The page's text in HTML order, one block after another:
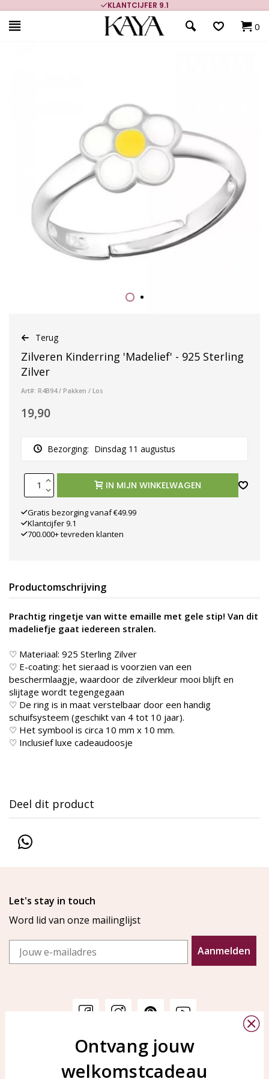
KLANTCIJFER 9.1
0
Terug
Zilveren Kinderring 'Madelief' - 925 Sterling
Zilver
Art#: R4B94 / Pakken / Los
19,90
Bezorging: Dinsdag 11 augustus
IN MIJN WINKELWAGEN
Gratis bezorging vanaf €49.99
Klantcijfer 9.1
700.000+ tevreden klanten
Productomschrijving
Prachtig ringetje van witte emaille met gele stip! Van dit
madeliefje gaat iedereen stralen.
♡ Materiaal: 925 Sterling Zilver
♡ E-coating: het sieraad is voorzien van een
beschermlaagje, waardoor de zilverkleur mooi blijft en
slijtage wordt tegengegaan
♡ De ring is in maat verstelbaar door een handig
schuifsysteem (geschikt van 4 tot 10 jaar).
♡ Het symbool is circa 10 mm x 10 mm.
♡ Inclusief luxe cadeaudoosje
Deel dit product
Let's stay in touch
Word lid van onze mailinglijst
Email
Aanmelden
Veelgestelde vragen
KAYA Sieraden
Bellen of WhatsApp Ma-Vr
Ontvang jouw
welkomstcadeau